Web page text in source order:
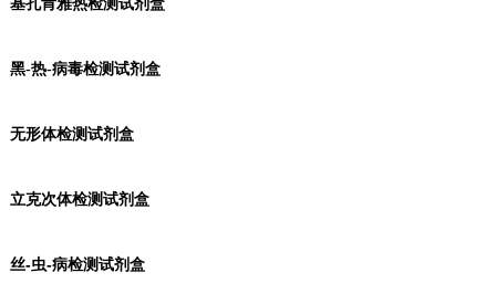
基孔肯雅热检测试剂盒
黑-热-病毒检测试剂盒
无形体检测试剂盒
立克次体检测试剂盒
丝-虫-病检测试剂盒